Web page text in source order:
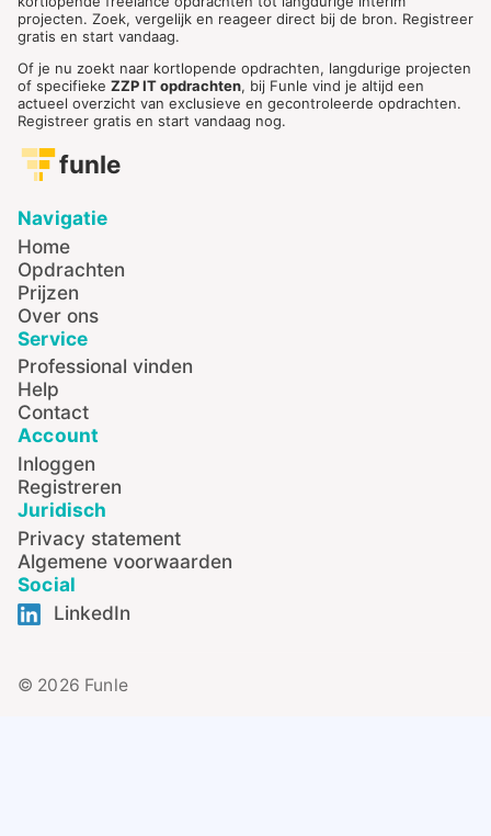
projecten. Zoek, vergelijk en reageer direct bij de bron. Registreer
gratis en start vandaag.
Of je nu zoekt naar kortlopende opdrachten, langdurige projecten
of specifieke ZZP IT opdrachten, bij Funle vind je altijd een
actueel overzicht van exclusieve en gecontroleerde opdrachten.
Registreer gratis en start vandaag nog.
funle
Navigatie
Home
Opdrachten
Prijzen
Over ons
Service
Professional vinden
Help
Contact
Account
Inloggen
Registreren
Juridisch
Privacy statement
Algemene voorwaarden
Social
LinkedIn
© 2026 Funle